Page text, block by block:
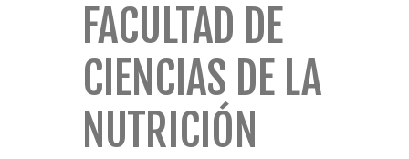
FACULTAD DE
CIENCIAS DE LA
NUTRICIÓN